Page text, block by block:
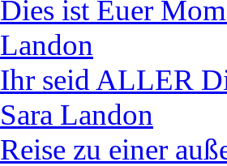
Dies ist Euer
Landon
Ihr seid ALLER
Sara Landon
Reise zu einer